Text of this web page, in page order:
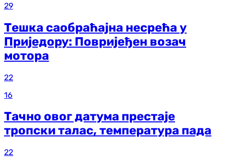
29
Тешка саобраћајна несрећа у
Приједору: Повријеђен возач
мотора
22
16
Тачно овог датума престаје
тропски талас, температура пада
22